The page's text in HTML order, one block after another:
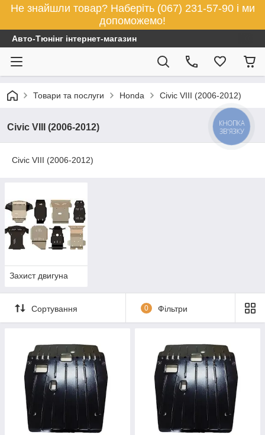
Не знайшли товар? Наберіть (067) 231-57-90 і ми
допоможемо!
Авто-Тюнінг інтернет-магазин
Товари та послуги Honda Civic VIII (2006-2012)
Civic VIII (2006-2012)
Civic VIII (2006-2012)
Захист двигуна
Сортування 0 Фільтри
КНОПКА
ЗВ'ЯЗКУ